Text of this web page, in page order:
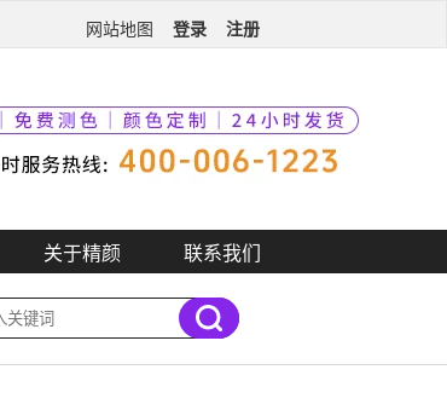
网站地图 登录 注册
关于精颜 联系我们